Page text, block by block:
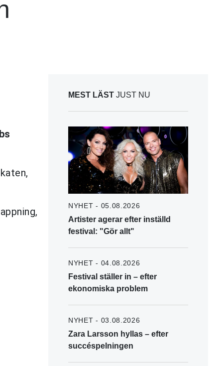
MEST LÄST JUST NU
NYHET - 05.08.2026
Artister agerar efter inställd
festival: "Gör allt"
NYHET - 04.08.2026
Festival ställer in – efter
ekonomiska problem
NYHET - 03.08.2026
Zara Larsson hyllas – efter
succéspelningen